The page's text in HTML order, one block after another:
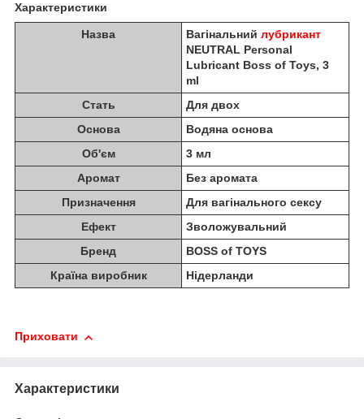
Характеристики
Назва Вагінальний лубрикант
NEUTRAL Personal
Lubricant Boss of Toys, 3
ml
Стать
Для двох
Основа
Водяна основа
Об'єм
3 мл
Аромат
Без аромата
Призначення
Для вагінального сексу
Ефект
Зволожувальний
Бренд
BOSS of TOYS
Країна виробник
Нідерланди
Приховати
Характеристики